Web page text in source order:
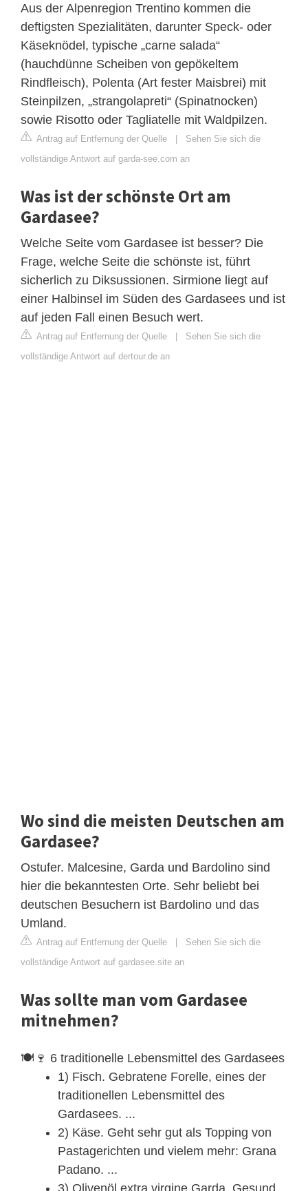
Aus der Alpenregion Trentino kommen die
deftigsten Spezialitäten, darunter Speck- oder
Käseknödel, typische „carne salada“
(hauchdünne Scheiben von gepökeltem
Rindfleisch), Polenta (Art fester Maisbrei) mit
Steinpilzen, „strangolapreti“ (Spinatnocken)
sowie Risotto oder Tagliatelle mit Waldpilzen.
Antrag auf Entfernung der Quelle | Sehen Sie sich die
vollständige Antwort auf garda-see.com an
Was ist der schönste Ort am
Gardasee?
Welche Seite vom Gardasee ist besser? Die
Frage, welche Seite die schönste ist, führt
sicherlich zu Diksussionen. Sirmione liegt auf
einer Halbinsel im Süden des Gardasees und ist
auf jeden Fall einen Besuch wert.
Antrag auf Entfernung der Quelle | Sehen Sie sich die
vollständige Antwort auf dertour.de an
Wo sind die meisten Deutschen am
Gardasee?
Ostufer. Malcesine, Garda und Bardolino sind
hier die bekanntesten Orte. Sehr beliebt bei
deutschen Besuchern ist Bardolino und das
Umland.
Antrag auf Entfernung der Quelle | Sehen Sie sich die
vollständige Antwort auf gardasee.site an
Was sollte man vom Gardasee
mitnehmen?
🍽️🍷 6 traditionelle Lebensmittel des Gardasees
1) Fisch. Gebratene Forelle, eines der
traditionellen Lebensmittel des
Gardasees. ...
2) Käse. Geht sehr gut als Topping von
Pastagerichten und vielem mehr: Grana
Padano. ...
3) Olivenöl extra virgine Garda. Gesund